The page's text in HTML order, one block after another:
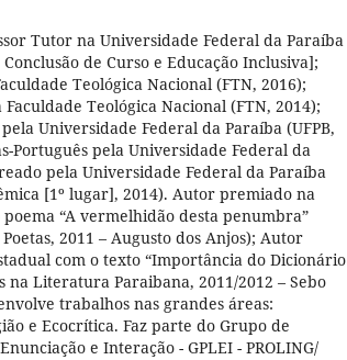
Tutor na Universidade Federal da Paraíba
de Curso e Educação Inclusiva];
Teológica Nacional (FTN, 2016);
Teológica Nacional (FTN, 2014);
Universidade Federal da Paraíba (UFPB,
Português pela Universidade Federal da
pela Universidade Federal da Paraíba
[1º lugar], 2014). Autor premiado na
“A vermelhidão desta penumbra”
2011 – Augusto dos Anjos); Autor
com o texto “Importância do Dicionário
na Literatura Paraibana, 2011/2012 – Sebo
trabalhos nas grandes áreas:
e Ecocrítica. Faz parte do Grupo de
e Interação - GPLEI - PROLING/